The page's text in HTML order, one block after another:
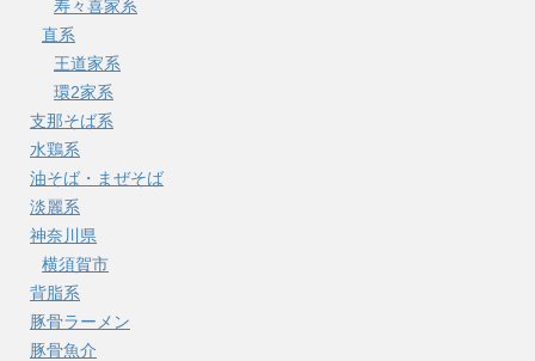
寿々喜家系
直系
王道家系
環2家系
支那そば系
水鶏系
油そば・まぜそば
淡麗系
神奈川県
横須賀市
背脂系
豚骨ラーメン
豚骨魚介